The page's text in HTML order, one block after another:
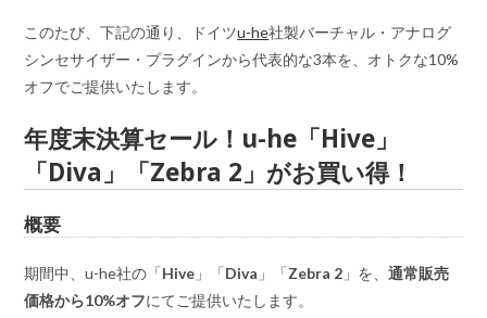
このたび、下記の通り、ドイツu-he社製バーチャル・アナログ
シンセサイザー・プラグインから代表的な3本を、オトクな10%
オフでご提供いたします。
年度末決算セール！u-he「Hive」
「Diva」「Zebra 2」がお買い得！
概要
期間中、u-he社の「Hive 」「Diva 」「Zebra 2 」を、通常販売
価格から10%オフにてご提供いたします。